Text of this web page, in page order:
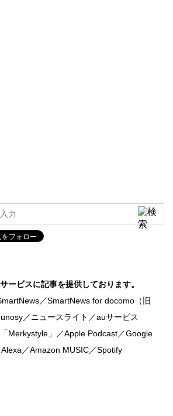
ービスに記事を提供しております。
／SmartNews for docomo（旧
／ニュースライト／auサービス
Merkystyle」／Apple Podcast／Google
／Amazon MUSIC／Spotify